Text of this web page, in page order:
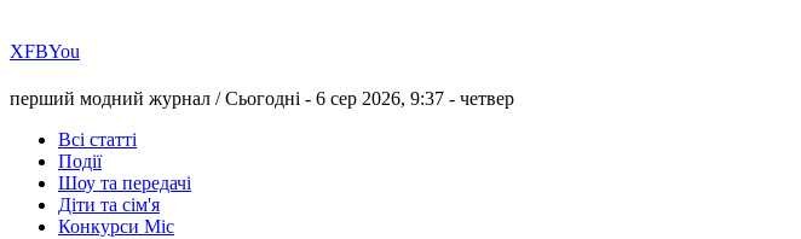
ХFBYou
перший модний журнал /Сьогодні - 6 сер 2026, 9:37 - четвер
Всі статті
Події
Шоу та передачі
Діти та сім'я
Конкурси Міс